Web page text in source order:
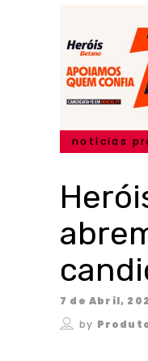
notícias
7 de Abril,
by